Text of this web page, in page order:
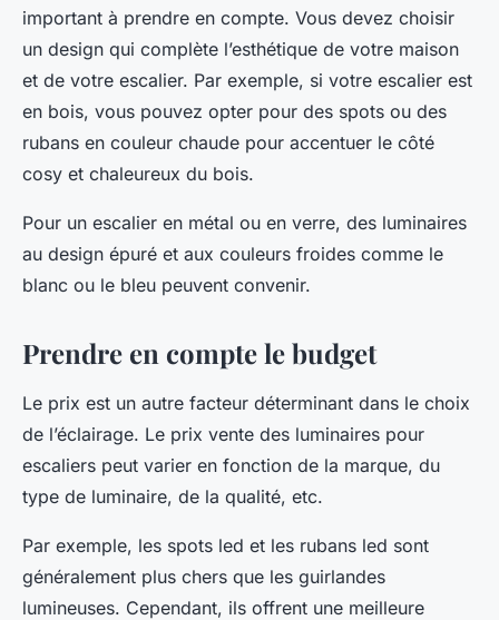
important à prendre en compte. Vous devez choisir
un design qui complète l’esthétique de votre maison
et de votre escalier. Par exemple, si votre escalier est
en bois, vous pouvez opter pour des spots ou des
rubans en couleur chaude pour accentuer le côté
cosy et chaleureux du bois.
Pour un escalier en métal ou en verre, des luminaires
au design épuré et aux couleurs froides comme le
blanc ou le bleu peuvent convenir.
Prendre en compte le budget
Le prix est un autre facteur déterminant dans le choix
de l’éclairage. Le prix vente des luminaires pour
escaliers peut varier en fonction de la marque, du
type de luminaire, de la qualité, etc.
Par exemple, les spots led et les rubans led sont
généralement plus chers que les guirlandes
lumineuses. Cependant, ils offrent une meilleure